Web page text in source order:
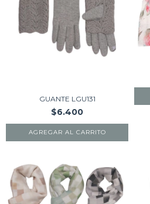
GUANTE LGU131
$6.400
AGREGAR AL CARRITO